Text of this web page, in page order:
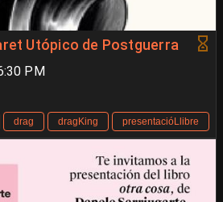
Utópico de Postguerra
PM
drag dragKing presentacióLlibre